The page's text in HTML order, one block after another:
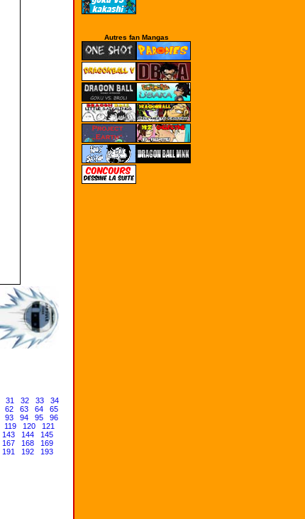
Autres fan Mangas
31 32 33
34
62 63 64
65
93 94 95
96
119 120
121
143 144
145
167 168
169
191 192
193